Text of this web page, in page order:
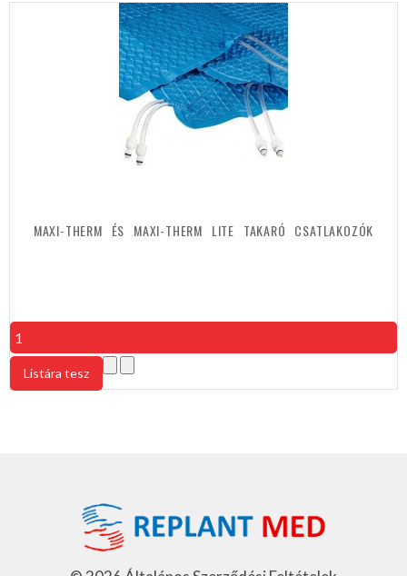
MAXI-THERM ÉS MAXI-THERM LITE TAKARÓ CSATLAKOZÓK